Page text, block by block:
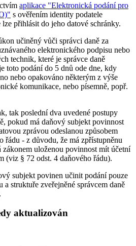
aplikace "Elektronická podání pro
s ověřením identity podatele
lze přihlásit do jeho datové schránky.
učiněný vůči správci daně za
elektronického podpisu nebo
technik, které je správce daně
toto podání do 5 dnů ode dne, kdy
nebo opakováno některým z výše
komunikace, nebo písemně, popř.
tak poslední dva uvedené postupy
pokud má daňový subjekt povinnost
zprávou odeslanou způsobem
řádu - z důvodu, že má zpřístupněnu
zákonem uloženou povinnost mít účetní
(viz § 72 odst. 4 daňového řádu).
subjekt povinen učinit podání pouze
struktuře zveřejněné správcem daně
aktualizován